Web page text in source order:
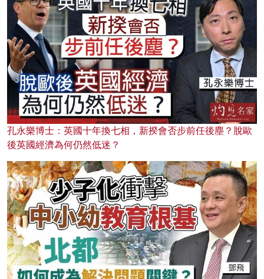
孔永樂博士：英國十年換七相，新揆會否步前任後塵？脫歐
後英國經濟為何仍然低迷？